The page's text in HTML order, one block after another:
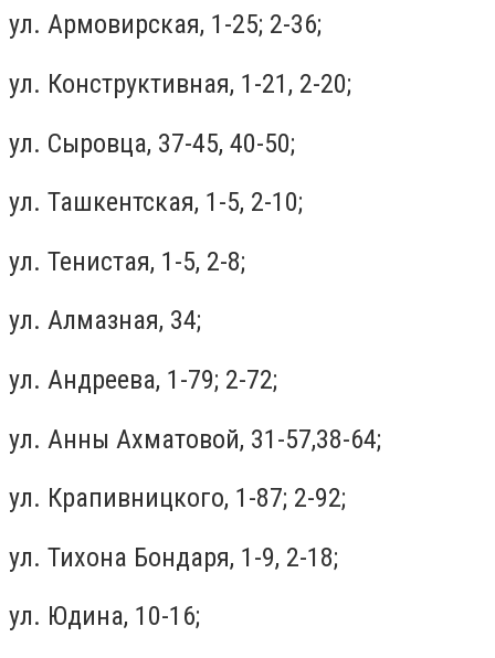
ул. Армовирская, 1-25; 2-36;
ул. Конструктивная, 1-21, 2-20;
ул. Сыровца, 37-45, 40-50;
ул. Ташкентская, 1-5, 2-10;
ул. Тенистая, 1-5, 2-8;
ул. Алмазная, 34;
ул. Андреева, 1-79; 2-72;
ул. Анны Ахматовой, 31-57,38-64;
ул. Крапивницкого, 1-87; 2-92;
ул. Тихона Бондаря, 1-9, 2-18;
ул. Юдина, 10-16;